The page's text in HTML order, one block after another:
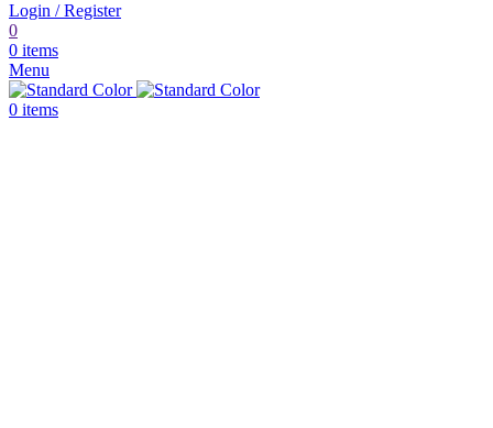
Login / Register
0
0 items
Menu
0 items